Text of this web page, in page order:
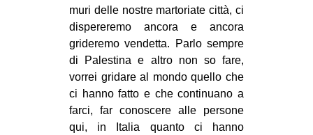
muri delle nostre martoriate città, ci
dispereremo ancora e ancora
grideremo vendetta. Parlo sempre
di Palestina e altro non so fare,
vorrei gridare al mondo quello che
ci hanno fatto e che continuano a
farci, far conoscere alle persone
qui, in Italia quanto ci hanno